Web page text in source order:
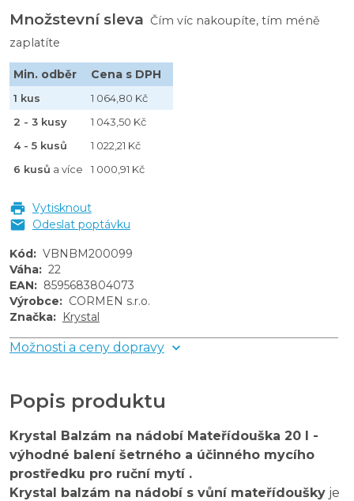
Množstevní sleva Čím víc nakoupíte, tím méně
zaplatíte
Min. odběr Cena s DPH
1 kus
1 064,80 Kč
2 - 3 kusy
1 043,50 Kč
4 - 5 kusů
1 022,21 Kč
6 kusů a více 1 000,91 Kč
Vytisknout
Odeslat poptávku
Kód: VBNBM200099
Váha: 22
EAN: 8595683804073
Výrobce: CORMEN s.r.o.
Značka: Krystal
Možnosti a ceny dopravy
Popis produktu
Krystal Balzám na nádobí Mateřídouška 20 l -
výhodné balení šetrného a účinného mycího
prostředku pro ruční mytí .
Krystal balzám na nádobí s vůní mateřídoušky je